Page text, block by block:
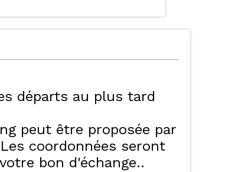
départs au plus tard
peut être proposée par
coordonnées seront
bon d'échange.